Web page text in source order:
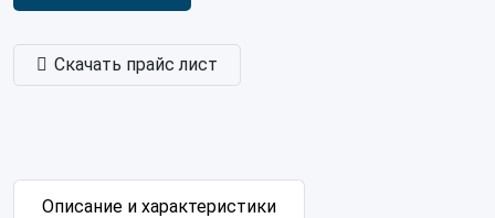
Скачать прайс лист
Описание и характеристики